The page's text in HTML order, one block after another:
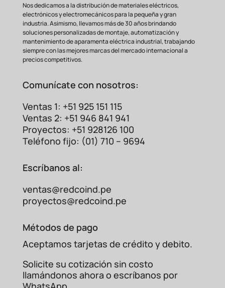
Nos dedicamos a la distribución de materiales eléctricos,
electrónicos y electromecánicos para la pequeña y gran
industria. Asimismo, llevamos más de 30 años brindando
soluciones personalizadas de montaje, automatización y
mantenimiento de aparamenta eléctrica industrial, trabajando
siempre con las mejores marcas del mercado internacional a
precios competitivos.
Comunícate con nosotros:
Ventas 1: +51 925 151 115
Ventas 2: +51 946 841 941
Proyectos: +51 928126 100
Teléfono fijo: (01) 710 – 9694
Escríbanos al:
ventas@redcoind.pe
proyectos@redcoind.pe
Métodos de pago
Aceptamos tarjetas de crédito y debito.
Solicite su cotización sin costo
llamándonos ahora o escríbanos por